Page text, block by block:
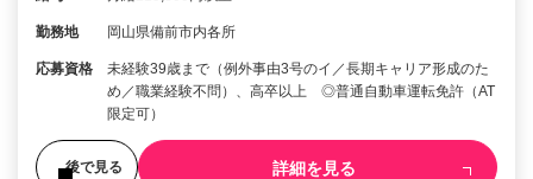
勤務地 岡山県備前市内各所
応募資格
未経験39歳まで（例外事由3号のイ／長期キャリア形成のた
め／職業経験不問）、高卒以上 ◎普通自動車運転免許（AT
限定可）
後で見る 詳細を見る